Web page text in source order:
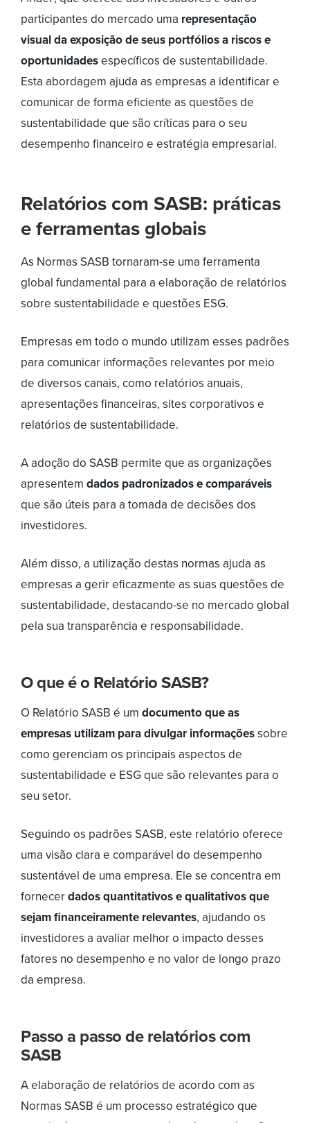
participantes do mercado uma representação
visual da exposição de seus portfólios a riscos e
oportunidadesespecíficos de sustentabilidade.
Esta abordagem ajuda as empresas a identificar e
comunicar de forma eficiente as questões de
sustentabilidade que são críticas para o seu
desempenho financeiro e estratégia empresarial.
Relatórios com SASB: práticas
e ferramentas globais
As Normas SASB tornaram-se uma ferramenta
global fundamental para a elaboração de relatórios
sobre sustentabilidade e questões ESG.
Empresas em todo o mundo utilizam esses padrões
para comunicar informações relevantes por meio
de diversos canais, como relatórios anuais,
apresentações financeiras, sites corporativos e
relatórios de sustentabilidade.
A adoção do SASB permite que as organizações
apresentem dados padronizados e comparáveis
que são úteis para a tomada de decisões dos
investidores.
Além disso, a utilização destas normas ajuda as
empresas a gerir eficazmente as suas questões de
sustentabilidade, destacando-se no mercado global
pela sua transparência e responsabilidade.
O que é o Relatório SASB?
O Relatório SASB é um documento que as
empresas utilizam para divulgar informaçõessobre
como gerenciam os principais aspectos de
sustentabilidade e ESG que são relevantes para o
seu setor.
Seguindo os padrões SASB, este relatório oferece
uma visão clara e comparável do desempenho
sustentável de uma empresa. Ele se concentra em
fornecerdados quantitativos e qualitativos que
sejam financeiramente relevantes, ajudando os
investidores a avaliar melhor o impacto desses
fatores no desempenho e no valor de longo prazo
da empresa.
Passo a passo de relatórios com
SASB
A elaboração de relatórios de acordo com as
Normas SASB é um processo estratégico que